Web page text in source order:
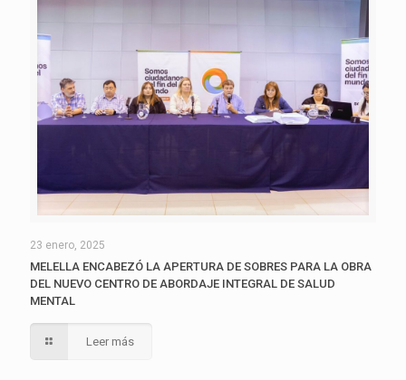
23 enero, 2025
MELELLA ENCABEZÓ LA APERTURA DE SOBRES PARA LA OBRA
DEL NUEVO CENTRO DE ABORDAJE INTEGRAL DE SALUD
MENTAL
Leer más